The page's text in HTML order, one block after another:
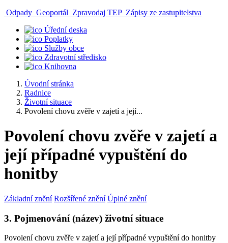
Odpady Geoportál Zpravodaj TEP Zápisy ze zastupitelstva
Úřední deska
Poplatky
Služby obce
Zdravotní středisko
Knihovna
Úvodní stránka
Radnice
Životní situace
Povolení chovu zvěře v zajetí a její...
Povolení chovu zvěře v zajetí a
její případné vypuštění do
honitby
Základní znění Rozšířené znění Úplné znění
3. Pojmenování (název) životní situace
Povolení chovu zvěře v zajetí a její případné vypuštění do honitby